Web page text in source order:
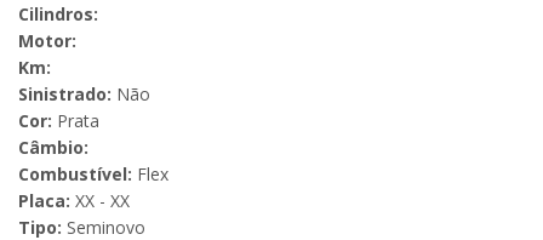
Cilindros:
Motor:
Km:
Sinistrado: Não
Cor: Prata
Câmbio:
Combustível: Flex
Placa: XX - XX
Tipo: Seminovo